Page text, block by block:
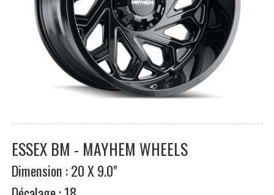
ESSEX BM - MAYHEM WHEELS
Dimension : 20 X 9.0"